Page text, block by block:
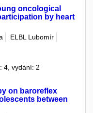
oncological
by heart
ELBL Lubomír
4, vydání: 2
on baroreflex
between